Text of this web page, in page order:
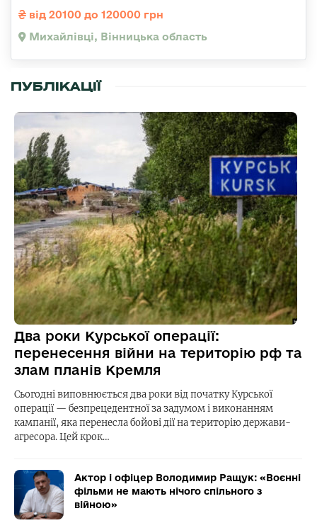
від 20100 до 120000 грн
Михайлівці, Вінницька область
ПУБЛІКАЦІЇ
Два роки Курської операції:
перенесення війни на територію рф та
злам планів Кремля
Сьогодні виповнюється два роки від початку Курської
операції — безпрецедентної за задумом і виконанням
кампанії, яка перенесла бойові дії на територію держави-
агресора. Цей крок…
Актор і офіцер Володимир Ращук: «Воєнні
фільми не мають нічого спільного з
війною»